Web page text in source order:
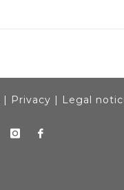
| Privacy | Legal